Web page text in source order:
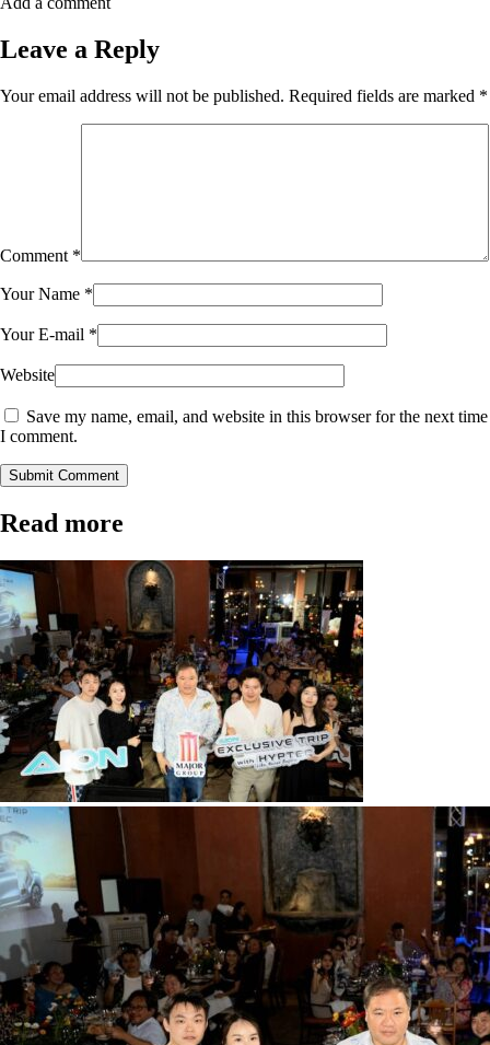
Leave a Reply
Your email address will not be published. Required fields are marked *
Comment *
Your Name *
Your E-mail *
Website
Save my name, email, and website in this browser for the next time
I comment.
Submit Comment
Read more